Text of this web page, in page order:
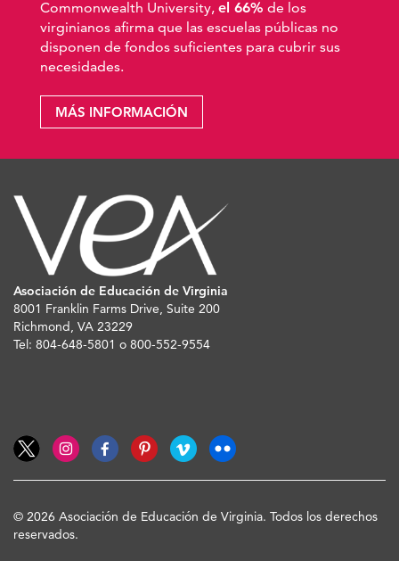
Commonwealth University, el 66% de los
virginianos afirma que las escuelas públicas no
disponen de fondos suficientes para cubrir sus
necesidades.
MÁS INFORMACIÓN
Asociación de Educación de Virginia
8001 Franklin Farms Drive, Suite 200
Richmond, VA 23229
Tel: 804-648-5801 o 800-552-9554
© 2026 Asociación de Educación de Virginia. Todos los derechos
reservados.